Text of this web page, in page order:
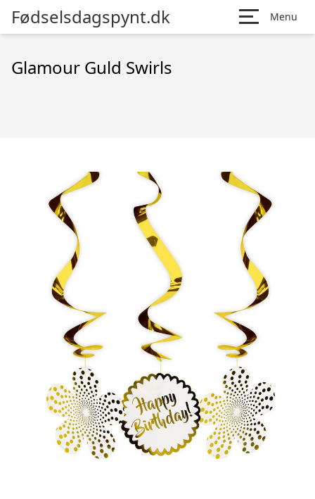
Fødselsdagspynt.dk Menu
Glamour Guld Swirls